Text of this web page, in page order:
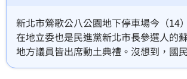
新北市鶯歌公八公園地下停車場今（14
在地立委也是民進黨新北市長參選人的
地方議員皆出席動土典禮。沒想到，國
北市議員江怡臻立刻發文指稱，蘇巧慧